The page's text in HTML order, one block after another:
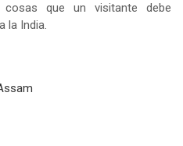
que un visitante debe
la India.